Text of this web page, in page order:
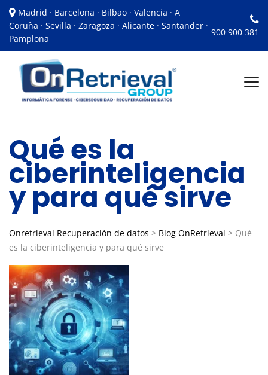
Madrid · Barcelona · Bilbao · Valencia · A
Coruña · Sevilla · Zaragoza · Alicante · Santander ·
Pamplona
900 900 381
Qué es la
ciberinteligencia
y para qué sirve
Onretrieval Recuperación de datos > Blog OnRetrieval > Qué
es la ciberinteligencia y para qué sirve